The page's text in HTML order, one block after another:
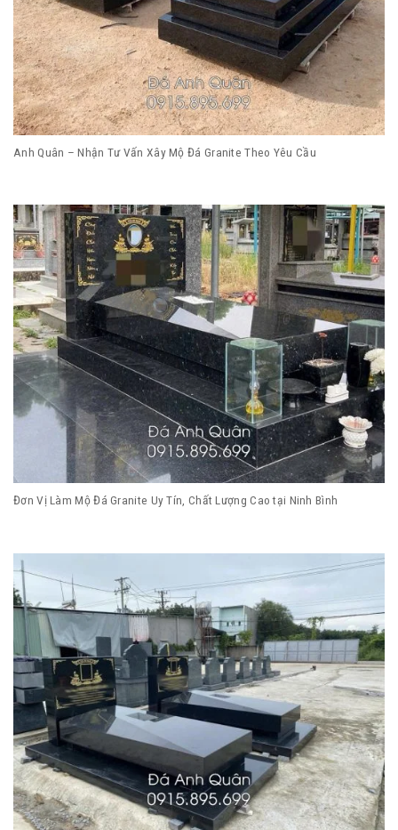
Anh Quân – Nhận Tư Vấn Xây Mộ Đá Granite Theo Yêu Cầu
Đơn Vị Làm Mộ Đá Granite Uy Tín, Chất Lượng Cao tại Ninh Bình